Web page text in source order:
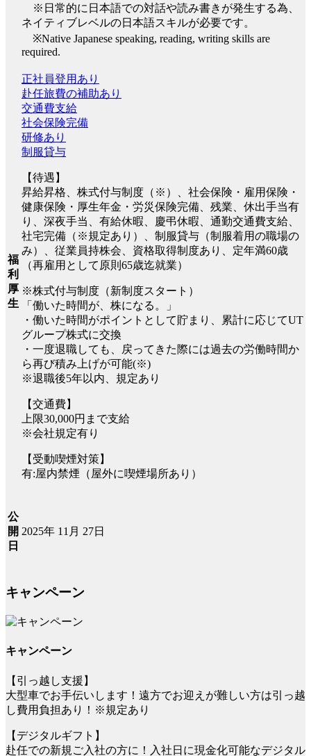
※日常的に日本語での対話や読み書きが発生する為、
ネイティブレベルの日本語スキルが必要です。
※Native Japanese speaking, reading, writing skills are
required.
福
利
厚
生
正社員登用あり
赴任旅費の補助あり
交通費支給
社会保険完備
研修あり
制服貸与
【待遇】
昇給昇格、株式付与制度（※）、社会保険・雇用保険・
健康保険・厚生年金・労災保険完備、残業、休出手当有
り、深夜手当、有給休暇、慶弔休暇、通勤交通費支給、
社宅完備（※規定あり）、制服貸与（制服着用の職場の
み）、従業員持株会、資格取得制度あり、定年満60歳
（再雇用として原則65歳迄就業）
※株式付与制度（新制度スタート）
「働いた時間が、株になる。」
・働いた時間がポイントとして貯まり、累計に応じてUT
グループ株式に交換
・一度退職しても、戻ってきた際には過去の労働時間か
ら再び積み上げが可能(※)
※退職後5年以内、規定あり
【交通費】
上限30,000円まで支給
※会社規定有り
【受動喫煙対策】
有:屋内禁煙（屋外に喫煙場所あり）
公
開
日
2025年 11月 27日
キャンペーン
キャンペーン
【引っ越し支援】
大型車でお手伝いします！遠方でお迎えが難しい方は引っ越
し費用負担あり！※規定あり
【デジタルギフト】
赴任での新規ご入社の方に！入社日に現金化可能なデジタル